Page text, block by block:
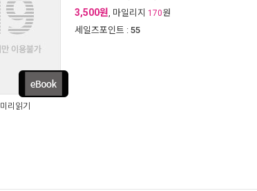
미리읽기
3,500원, 마일리지 170원
세일즈포인트 : 55